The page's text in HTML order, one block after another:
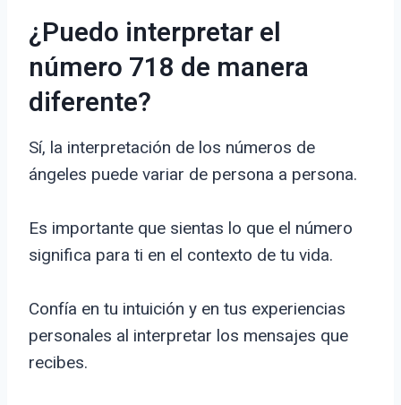
¿Puedo interpretar el
número 718 de manera
diferente?
Sí, la interpretación de los números de
ángeles puede variar de persona a persona.
Es importante que sientas lo que el número
significa para ti en el contexto de tu vida.
Confía en tu intuición y en tus experiencias
personales al interpretar los mensajes que
recibes.